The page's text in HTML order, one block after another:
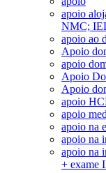
apoio
NMC;
apoio ao
Apoio
apoio
Apoio
Apoio
apoio
apoio
apoio na
apoio na
apoio na
+ exame